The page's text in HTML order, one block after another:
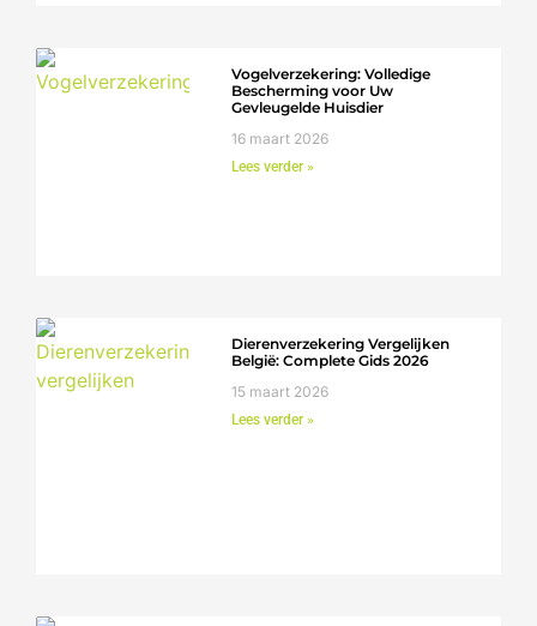
Vogelverzekering: Volledige
Bescherming voor Uw
Gevleugelde Huisdier
16 maart 2026
Lees verder »
Dierenverzekering Vergelijken
België: Complete Gids 2026
15 maart 2026
Lees verder »